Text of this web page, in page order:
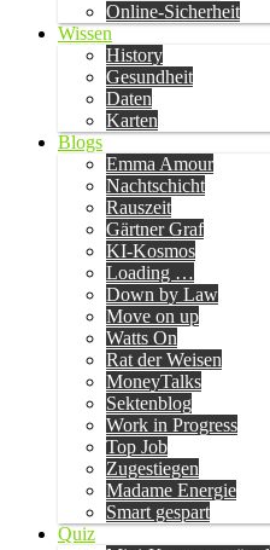
Online-Sicherheit
Wissen
History
Gesundheit
Daten
Karten
Blogs
Emma Amour
Nachtschicht
Rauszeit
Gärtner Graf
KI-Kosmos
Loading …
Down by Law
Move on up
Watts On
Rat der Weisen
MoneyTalks
Sektenblog
Work in Progress
Top Job
Zugestiegen
Madame Energie
Smart gespart
Quiz